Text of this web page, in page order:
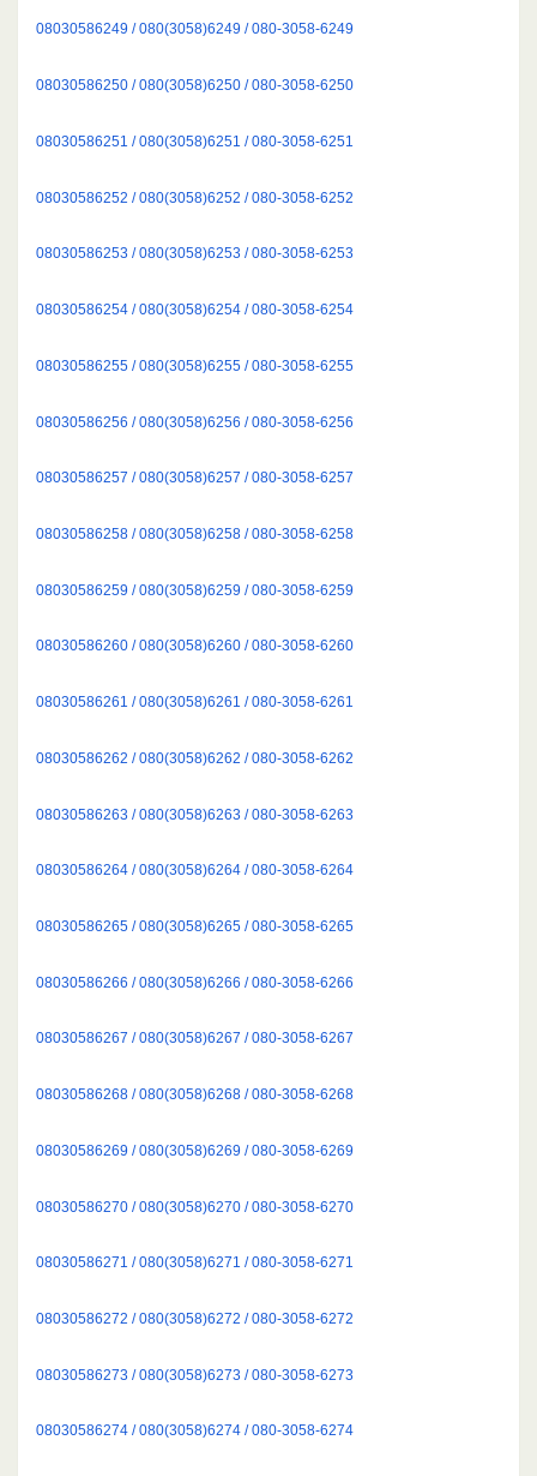
08030586249 / 080(3058)6249 / 080-3058-6249
08030586250 / 080(3058)6250 / 080-3058-6250
08030586251 / 080(3058)6251 / 080-3058-6251
08030586252 / 080(3058)6252 / 080-3058-6252
08030586253 / 080(3058)6253 / 080-3058-6253
08030586254 / 080(3058)6254 / 080-3058-6254
08030586255 / 080(3058)6255 / 080-3058-6255
08030586256 / 080(3058)6256 / 080-3058-6256
08030586257 / 080(3058)6257 / 080-3058-6257
08030586258 / 080(3058)6258 / 080-3058-6258
08030586259 / 080(3058)6259 / 080-3058-6259
08030586260 / 080(3058)6260 / 080-3058-6260
08030586261 / 080(3058)6261 / 080-3058-6261
08030586262 / 080(3058)6262 / 080-3058-6262
08030586263 / 080(3058)6263 / 080-3058-6263
08030586264 / 080(3058)6264 / 080-3058-6264
08030586265 / 080(3058)6265 / 080-3058-6265
08030586266 / 080(3058)6266 / 080-3058-6266
08030586267 / 080(3058)6267 / 080-3058-6267
08030586268 / 080(3058)6268 / 080-3058-6268
08030586269 / 080(3058)6269 / 080-3058-6269
08030586270 / 080(3058)6270 / 080-3058-6270
08030586271 / 080(3058)6271 / 080-3058-6271
08030586272 / 080(3058)6272 / 080-3058-6272
08030586273 / 080(3058)6273 / 080-3058-6273
08030586274 / 080(3058)6274 / 080-3058-6274